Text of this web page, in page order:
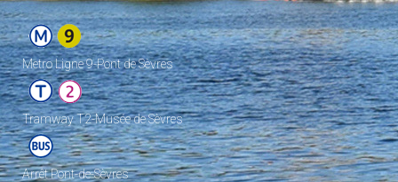
Metro Ligne 9-Pont de Sèvres
Tramway T2-Musée de Sèvres
Arrêt Pont-de-Sèvres